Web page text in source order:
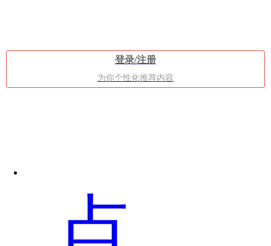
登录/注册
为你个性化推荐内容